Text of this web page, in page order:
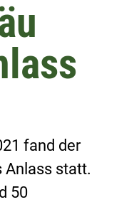
fand der
Anlass statt.
50